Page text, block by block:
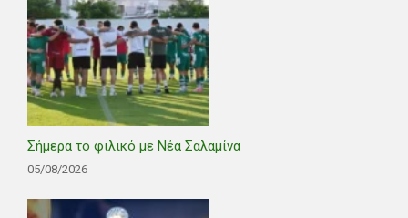
Σήμερα το φιλικό με Νέα Σαλαμίνα
05/08/2026